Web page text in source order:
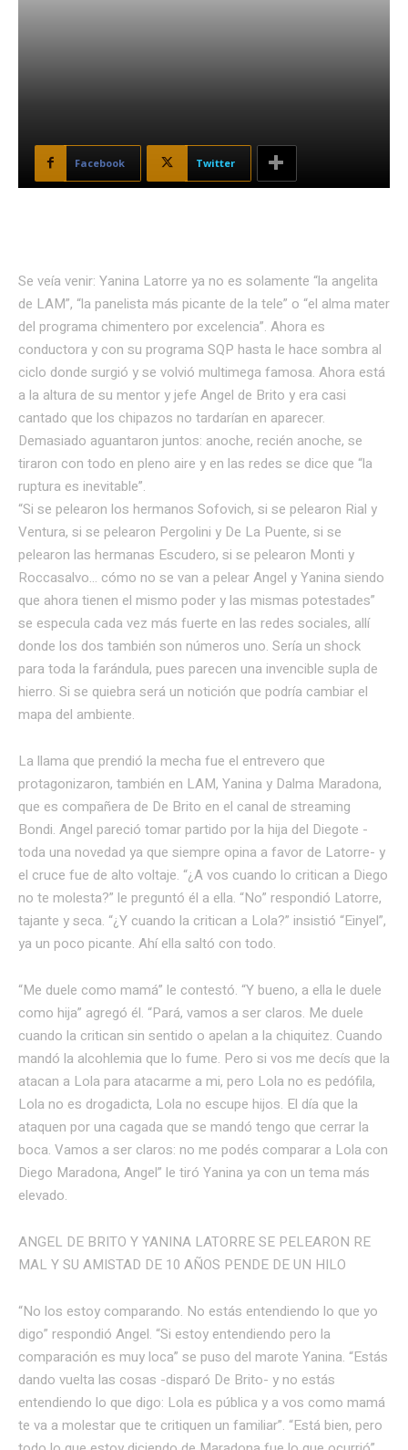
Facebook Twitter
Se veía venir: Yanina Latorre ya no es solamente “la angelita
de LAM”, “la panelista más picante de la tele” o “el alma mater
del programa chimentero por excelencia”. Ahora es
conductora y con su programa SQP hasta le hace sombra al
ciclo donde surgió y se volvió multimega famosa. Ahora está
a la altura de su mentor y jefe Angel de Brito y era casi
cantado que los chipazos no tardarían en aparecer.
Demasiado aguantaron juntos: anoche, recién anoche, se
tiraron con todo en pleno aire y en las redes se dice que “la
ruptura es inevitable”.
“Si se pelearon los hermanos Sofovich, si se pelearon Rial y
Ventura, si se pelearon Pergolini y De La Puente, si se
pelearon las hermanas Escudero, si se pelearon Monti y
Roccasalvo… cómo no se van a pelear Angel y Yanina siendo
que ahora tienen el mismo poder y las mismas potestades”
se especula cada vez más fuerte en las redes sociales, allí
donde los dos también son números uno. Sería un shock
para toda la farándula, pues parecen una invencible supla de
hierro. Si se quiebra será un notición que podría cambiar el
mapa del ambiente.
La llama que prendió la mecha fue el entrevero que
protagonizaron, también en LAM, Yanina y Dalma Maradona,
que es compañera de De Brito en el canal de streaming
Bondi. Angel pareció tomar partido por la hija del Diegote -
toda una novedad ya que siempre opina a favor de Latorre- y
el cruce fue de alto voltaje. “¿A vos cuando lo critican a Diego
no te molesta?” le preguntó él a ella. “No” respondió Latorre,
tajante y seca. “¿Y cuando la critican a Lola?” insistió “Einyel”,
ya un poco picante. Ahí ella saltó con todo.
“Me duele como mamá” le contestó. “Y bueno, a ella le duele
como hija” agregó él. “Pará, vamos a ser claros. Me duele
cuando la critican sin sentido o apelan a la chiquitez. Cuando
mandó la alcohlemia que lo fume. Pero si vos me decís que la
atacan a Lola para atacarme a mi, pero Lola no es pedófila,
Lola no es drogadicta, Lola no escupe hijos. El día que la
ataquen por una cagada que se mandó tengo que cerrar la
boca. Vamos a ser claros: no me podés comparar a Lola con
Diego Maradona, Angel” le tiró Yanina ya con un tema más
elevado.
ANGEL DE BRITO Y YANINA LATORRE SE PELEARON RE
MAL Y SU AMISTAD DE 10 AÑOS PENDE DE UN HILO
“No los estoy comparando. No estás entendiendo lo que yo
digo” respondió Angel. “Si estoy entendiendo pero la
comparación es muy loca” se puso del marote Yanina. “Estás
dando vuelta las cosas -disparó De Brito- y no estás
entendiendo lo que digo: Lola es pública y a vos como mamá
te va a molestar que te critiquen un familiar”. “Está bien, pero